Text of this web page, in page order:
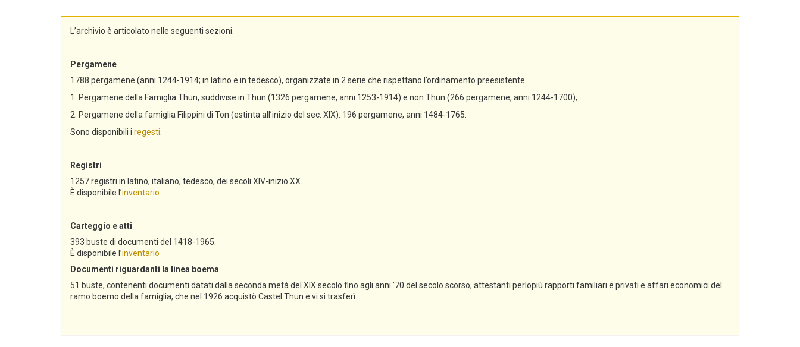
L’archivio è articolato nelle seguenti sezioni.
Pergamene
1788 pergamene (anni 1244-1914; in latino e in tedesco), organizzate in 2 serie che rispettano l’ordinamento preesistente
1. Pergamene della Famiglia Thun, suddivise in Thun (1326 pergamene, anni 1253-1914) e non Thun (266 pergamene, anni 1244-1700);
2. Pergamene della famiglia Filippini di Ton (estinta all’inizio del sec. XIX): 196 pergamene, anni 1484-1765.
Sono disponibili i regesti
Registri
1257 registri in latino, italiano, tedesco, dei secoli XIV-inizio XX.
È disponibile l’inventario
Carteggio e atti
393 buste di documenti del 1418-1965.
È disponibile l’inventario
Documenti riguardanti la linea boema
51 buste, contenenti documenti datati dalla seconda metà del XIX secolo fino agli anni ’70 del secolo scorso, attestanti perlopiù rapporti familiari e privati e affari economici del
ramo boemo della famiglia, che nel 1926 acquistò Castel Thun e vi si trasferì.